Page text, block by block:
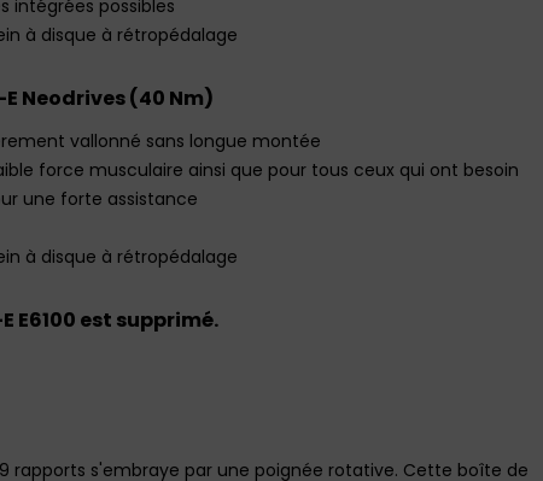
intégrées possibles
à disque à rétropédalage
Neodrives (40 Nm)
vallonné sans longue montée
force musculaire ainsi que pour tous ceux qui ont besoin
une forte assistance
à disque à rétropédalage
E6100 est supprimé.
rapports s'embraye par une poignée rotative. Cette boîte de